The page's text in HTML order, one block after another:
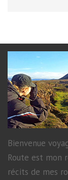
Bienvenue
Route est mon
récits de mes